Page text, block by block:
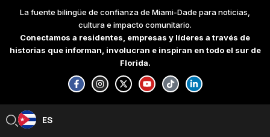
content
La fuente bilingüe de confianza de Miami-Dade para noticias,
cultura e impacto comunitario.
Conectamos a residentes, empresas y líderes a través de
historias que informan, involucran e inspiran en todo el sur de
Florida.
F
a
c
e
I
n
s
t
X
-
t
w
Y
o
u
t
T
i
k
t
L
i
n
k
ES
EN